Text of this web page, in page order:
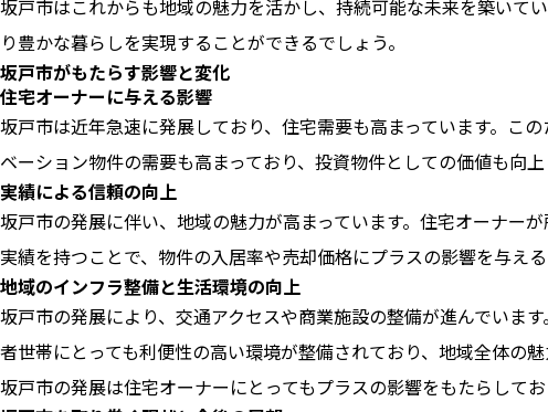
坂戸市はこれからも地域の魅力を活かし、持続可能な未来を築いて
り豊かな暮らしを実現することができるでしょう。
坂戸市がもたらす影響と変化
住宅オーナーに与える影響
坂戸市は近年急速に発展しており、住宅需要も高まっています。こ
ベーション物件の需要も高まっており、投資物件としての価値も向上
実績による信頼の向上
坂戸市の発展に伴い、地域の魅力が高まっています。住宅オーナー
実績を持つことで、物件の入居率や売却価格にプラスの影響を与える
地域のインフラ整備と生活環境の向上
坂戸市の発展により、交通アクセスや商業施設の整備が進んでいま
者世帯にとっても利便性の高い環境が整備されており、地域全体の魅
坂戸市の発展は住宅オーナーにとってもプラスの影響をもたらして